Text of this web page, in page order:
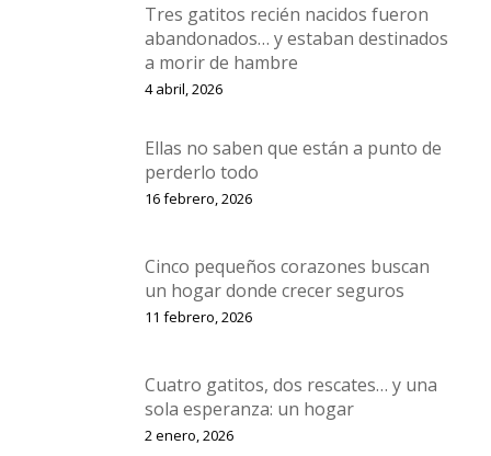
Tres gatitos recién nacidos fueron
abandonados… y estaban destinados
a morir de hambre
4 abril, 2026
Ellas no saben que están a punto de
perderlo todo
16 febrero, 2026
Cinco pequeños corazones buscan
un hogar donde crecer seguros
11 febrero, 2026
Cuatro gatitos, dos rescates… y una
sola esperanza: un hogar
2 enero, 2026